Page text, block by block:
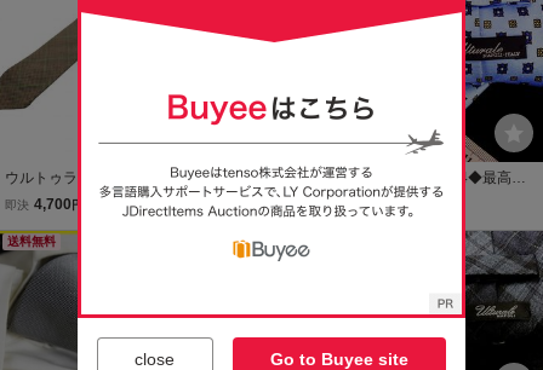
ウルトゥラーレ ulturale
ネクタイ ハウンドトゥー
ス 千鳥格子柄 ベージュ ウ
ール メンズ
即決 4,700 円
【新品◆セッテピエゲ】U
LTURALE ウルトゥラーレ
ネクタイ ボルドー ワイン
ペイズリー ドット
12,999円
◆SALE◆2124◆最高級
ウルトゥラーレ【Ultural
e】ネクタイ
現在 3,480
送料無料
close Go to Buyee site